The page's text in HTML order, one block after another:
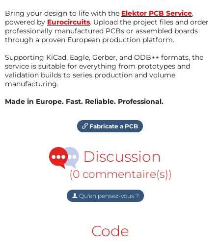
Bring your design to life with the Elektor PCB Service,
powered by Eurocircuits. Upload the project files and order
professionally manufactured PCBs or assembled boards
through a proven European production platform.
Supporting KiCad, Eagle, Gerber, and ODB++ formats, the
service is suitable for everything from prototypes and
validation builds to series production and volume
manufacturing.
Made in Europe. Fast. Reliable. Professional.
Fabricate a PCB
Discussion
(0 commentaire(s))
Qu'en pensez-vous ?
Code